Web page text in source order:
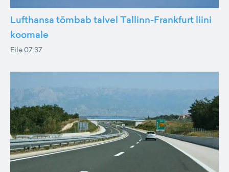
Lufthansa tõmbab talvel Tallinn-Frankfurt liini
koomale
Eile 07:37